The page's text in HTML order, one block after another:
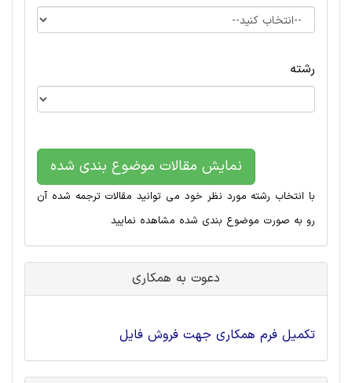
رشته
نمایش مقالات موضوع بندی شده
با انتخاب رشته مورد نظر خود می توانید مقالات ترجمه شده آن
رو به صورت موضوع بندی شده مشاهده نمایید
دعوت به همکاری
تکمیل فرم همکاری جهت فروش فایل